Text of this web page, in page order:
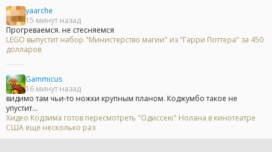
yaarche
15 минут назад
Прогреваемся. не стесняемся
LEGO выпустит набор "Министерство магии" из "Гарри Поттера" за 450
долларов
Gammicus
16 минут назад
видимо там чьи-то ножки крупным планом. Коджумбо такое не
упустит...
Хидео Кодзима готов пересмотреть "Одиссею" Нолана в кинотеатре
США еще несколько раз